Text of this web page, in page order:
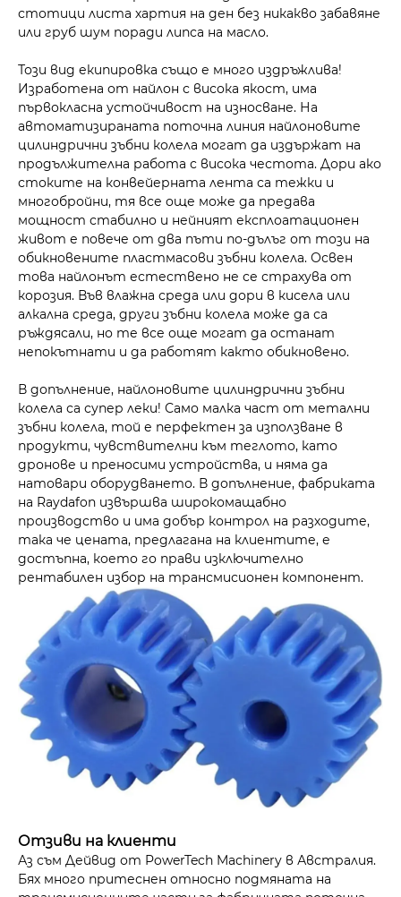
стотици листа хартия на ден без никакво забавяне
или груб шум поради липса на масло.
Този вид екипировка също е много издръжлива!
Изработена от найлон с висока якост, има
първокласна устойчивост на износване. На
автоматизираната поточна линия найлоновите
цилиндрични зъбни колела могат да издържат на
продължителна работа с висока честота. Дори ако
стоките на конвейерната лента са тежки и
многобройни, тя все още може да предава
мощност стабилно и нейният експлоатационен
живот е повече от два пъти по-дълъг от този на
обикновените пластмасови зъбни колела. Освен
това найлонът естествено не се страхува от
корозия. Във влажна среда или дори в кисела или
алкална среда, други зъбни колела може да са
ръждясали, но те все още могат да останат
непокътнати и да работят както обикновено.
В допълнение, найлоновите цилиндрични зъбни
колела са супер леки! Само малка част от метални
зъбни колела, той е перфектен за използване в
продукти, чувствителни към теглото, като
дронове и преносими устройства, и няма да
натовари оборудването. В допълнение, фабриката
на Raydafon извършва широкомащабно
производство и има добър контрол на разходите,
така че цената, предлагана на клиентите, е
достъпна, което го прави изключително
рентабилен избор на трансмисионен компонент.
Отзиви на клиенти
Аз съм Дейвид от PowerTech Machinery в Австралия.
Бях много притеснен относно подмяната на